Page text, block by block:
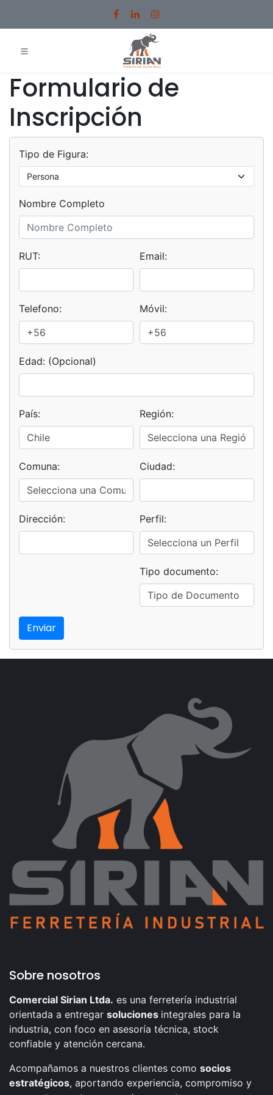
Formulario de
Inscripción
Tipo de Figura:
Nombre Completo
RUT: Email:
Telefono: Móvil:
Edad: (Opcional)
País: Región:
Comuna: Ciudad:
Dirección: Perfil:
Tipo documento:
Enviar
Sobre nosotros
Comercial Sirian Ltda. es una ferretería industrial
orientada a entregar soluciones integrales para la
industria, con foco en asesoría técnica, stock
confiable y atención cercana.
Acompañamos a nuestros clientes como socios
estratégicos, aportando experiencia, compromiso y